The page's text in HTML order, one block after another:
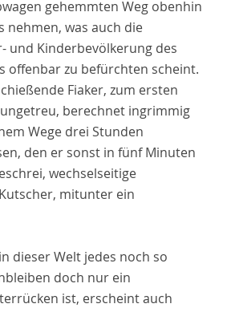
gehemmten Weg obenhin
nehmen, was auch die
und Kinderbevölkerung des
offenbar zu befürchten scheint.
Fiaker, zum ersten
berechnet ingrimmig
Wege drei Stunden
den er sonst in fünf Minuten
wechselseitige
mitunter ein
dieser Welt jedes noch so
doch nur ein
ist, erscheint auch